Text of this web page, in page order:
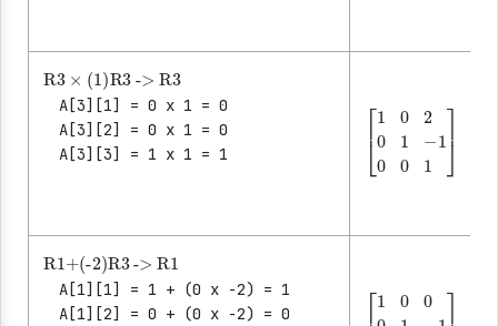
R3× (1)R3 ->R3
A[3][1] = 0 x 1 = 0
A[3][2] = 0 x 1 = 0
A[3][3] = 1 x 1 = 1
[1 02 1
-10 01
R1+(-2)R3
->R1
A[1][1] = 1 + (0 x -2) = 1
A[1][2] = 0 + (0 x -2) = 0